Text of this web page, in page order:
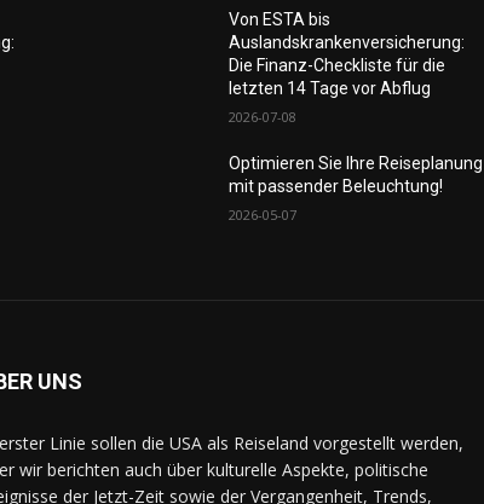
Von ESTA bis
Auslandskrankenversicherung:
Die Finanz-Checkliste für die
letzten 14 Tage vor Abflug
2026-07-08
Optimieren Sie Ihre Reiseplanung
mit passender Beleuchtung!
2026-05-07
UNS
Linie sollen die USA als Reiseland vorgestellt werden,
wir berichten auch über kulturelle Aspekte, politische
der Jetzt-Zeit sowie der Vergangenheit, Trends,